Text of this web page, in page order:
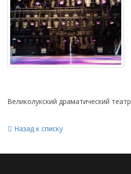
Великолукский драматический театр
Назад к списку